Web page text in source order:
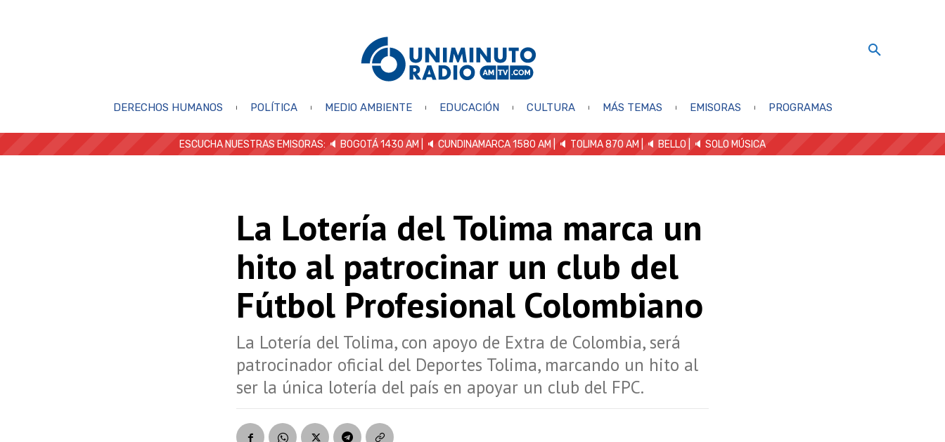
DERECHOS HUMANOS POLÍTICA MEDIO AMBIENTE EDUCACIÓN CULTURA MÁS TEMAS EMISORAS PROGRAMAS
ESCUCHA NUESTRAS EMISORAS: 🔈 BOGOTÁ 1430 AM | 🔈 CUNDINAMARCA 1580 AM | 🔈 TOLIMA 870 AM | 🔈 BELLO 🔈 SOLO MÚSICA
La Lotería del Tolima marca un
hito al patrocinar un club del
Fútbol Profesional Colombiano
La Lotería del Tolima, con apoyo de Extra de Colombia, será
patrocinador oficial del Deportes Tolima, marcando un hito al
ser la única lotería del país en apoyar un club del FPC.